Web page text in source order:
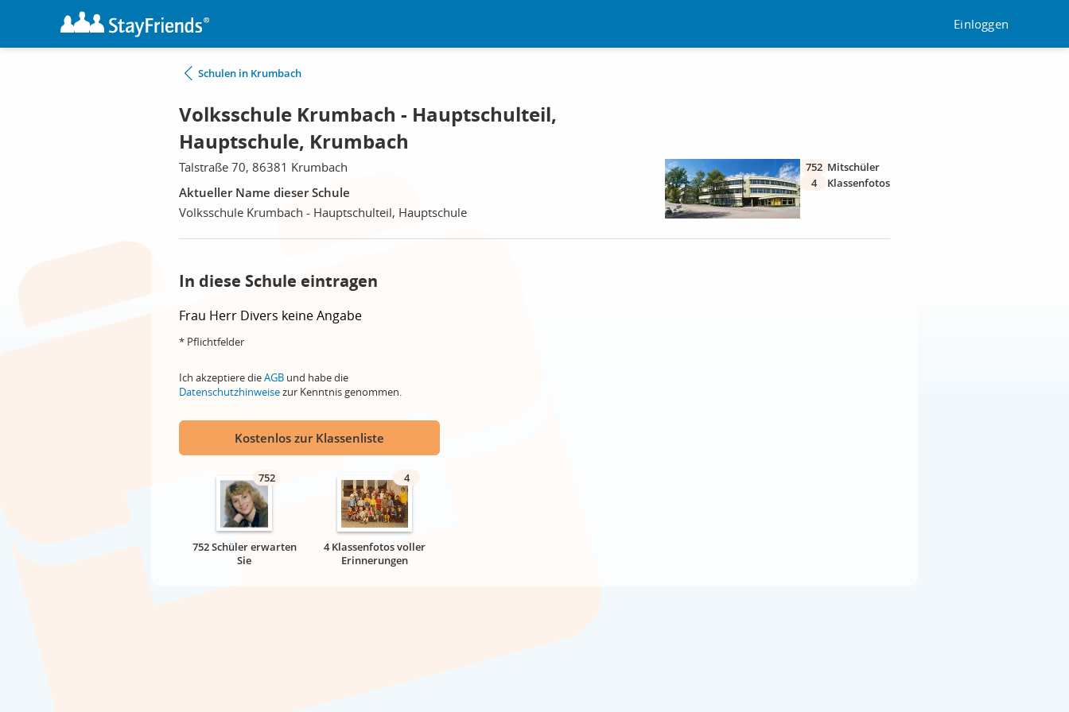
Einloggen
Schulen in Krumbach
Volksschule Krumbach - Hauptschulteil,
Hauptschule, Krumbach
Talstraße 70, 86381 Krumbach
Aktueller Name dieser Schule
Volksschule Krumbach - Hauptschulteil, Hauptschule
752 Mitschüler
4
Klassenfotos
In diese Schule eintragen
Frau Herr Divers keine Angabe
* Pflichtfelder
Ich akzeptiere dieAGB und habe die
Datenschutzhinweisezur Kenntnis genommen.
Kostenlos zur Klassenliste
752
752 Schüler erwarten
Sie
4
4 Klassenfotos voller
Erinnerungen